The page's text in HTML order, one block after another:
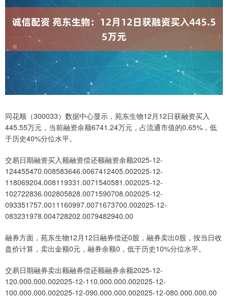
同花顺（300033）数据中心显示，苑东生物12月12日获融资买入
445.55万元，当前融资余额6741.24万元，占流通市值的0.65%，低
于历史40%分位水平。
交易日期融资买入额融资偿还额融资余额2025-12-
124455470.008583646.0067412405.002025-12-
118069204.008119331.0071540581.002025-12-
102722836.002805828.0071590708.002025-12-
093351757.0011160997.0071673700.002025-12-
083231978.004728202.0079482940.00
融券方面，苑东生物12月12日融券偿还0股，融券卖出0股，按当日收
盘价计算，卖出金额0元，融券余额0，低于历史10%分位水平。
交易日期融券卖出额融券偿还额融券余额2025-12-
120.000.000.002025-12-110.000.000.002025-12-
100.000.000.002025-12-090.000.000.002025-12-080.000.000.00